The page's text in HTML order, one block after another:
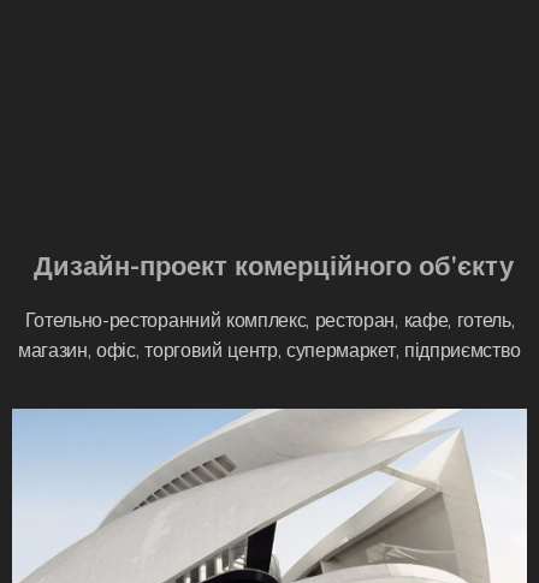
Дизайн-проект комерційного об'єкту
Готельно-ресторанний комплекс, ресторан, кафе, готель,
магазин, офіс, торговий центр, супермаркет, підприємство